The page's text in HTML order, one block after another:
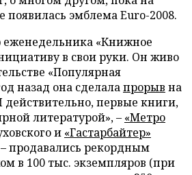
появилась эмблема Euro-2008.
еженедельника «Книжное
в свои руки. Он живо
«Популярная
назад она сделалапрорыв на
первые книги,
литературой», – «Метро
и «Гастарбайтер»
продавались рекордным
в 100 тыс. экземпляров (при